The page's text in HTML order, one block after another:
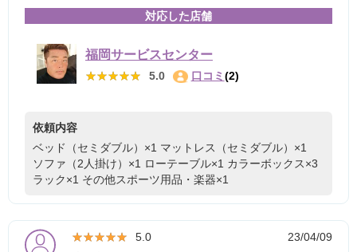
対応した店舗
福岡サービスセンター
★★★★★
★★★★★ 5.0 口コミ (2)
依頼内容
ベッド（セミダブル）×1 マットレス（セミダブル）×1
ソファ（2人掛け）×1 ローテーブル×1 カラーボックス×3
ラック×1 その他スポーツ用品・楽器×1
★★★★★
★★★★★ 5.0
23/04/09